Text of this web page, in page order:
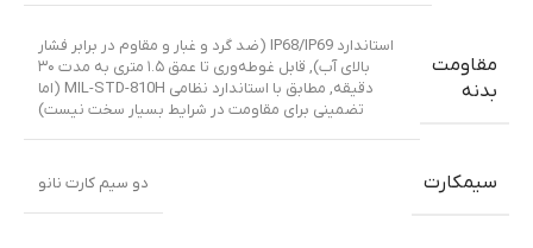
مقاومت
بدنه
استاندارد IP68/IP69 (ضد گرد و غبار و مقاوم در برابر فشار
بالای آب),
قابل غوطه‌وری تا عمق ۱.۵ متری به مدت ۳۰
دقیقه,
مطابق با استاندارد نظامی MIL-STD-810H (اما
تضمینی برای مقاومت در شرایط بسیار سخت نیست)
سیمکارت دو سیم کارت نانو